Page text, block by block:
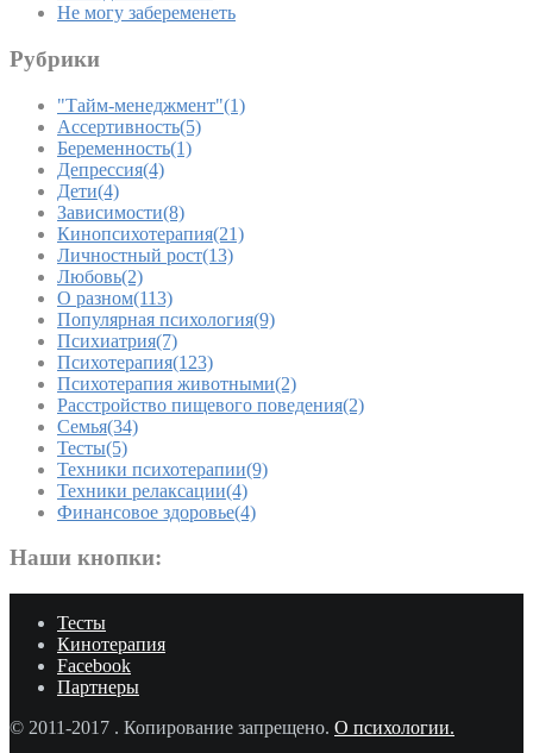
Не могу забеременеть
Рубрики
"Тайм-менеджмент"(1)
Ассертивность(5)
Беременность(1)
Депрессия(4)
Дети(4)
Зависимости(8)
Кинопсихотерапия(21)
Личностный рост(13)
Любовь(2)
О разном(113)
Популярная психология(9)
Психиатрия(7)
Психотерапия(123)
Психотерапия животными(2)
Расстройство пищевого поведения(2)
Семья(34)
Тесты(5)
Техники психотерапии(9)
Техники релаксации(4)
Финансовое здоровье(4)
Наши кнопки:
Тесты
Кинотерапия
Facebook
Партнеры
© 2011-2017 . Копирование запрещено. О психологии.